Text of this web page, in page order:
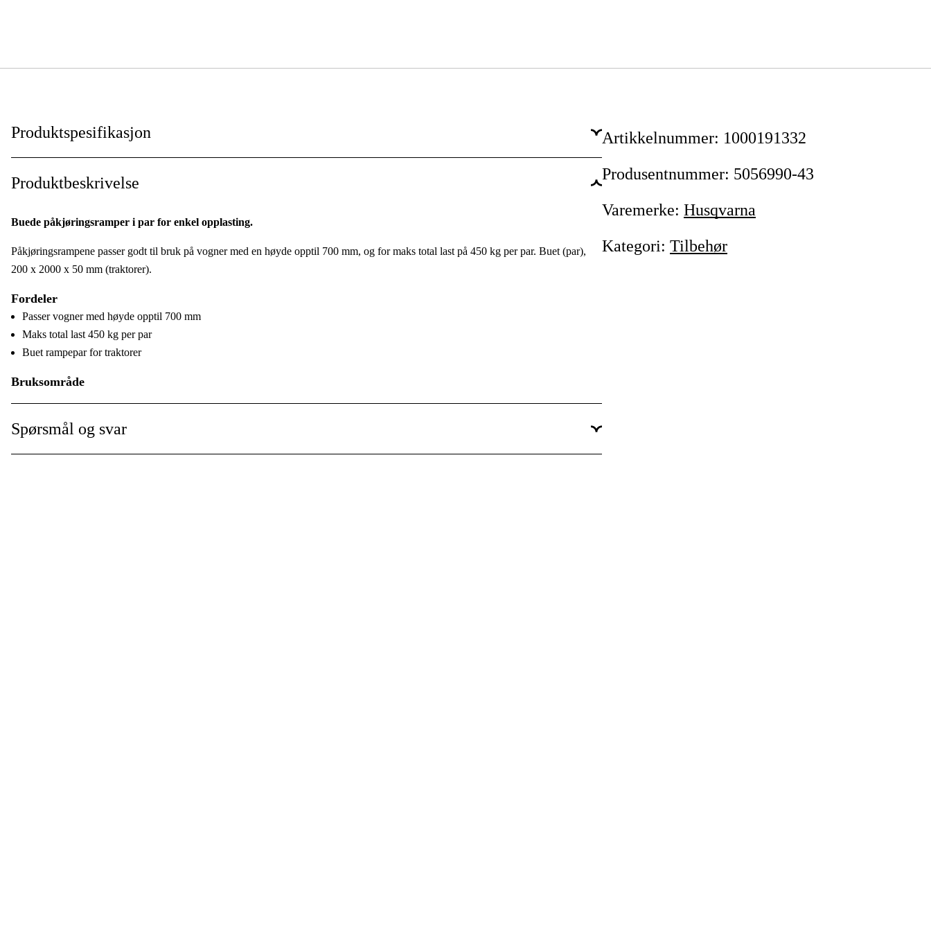
Produktspesifikasjon
Garanti :
1 år
Produktbeskrivelse
Buede påkjøringsramper i par for enkel opplasting.
Påkjøringsrampene passer godt til bruk på vogner med en høyde opptil 700 mm, og for maks total last på 450 kg per par. Buet (par),
200 x 2000 x 50 mm (traktorer).
Fordeler
Passer vogner med høyde opptil 700 mm
Maks total last 450 kg per par
Buet rampepar for traktorer
Bruksområde
Spørsmål og svar
Artikkelnummer: 1000191332
Produsentnummer: 5056990-43
Varemerke: Husqvarna
Kategori: Tilbehør